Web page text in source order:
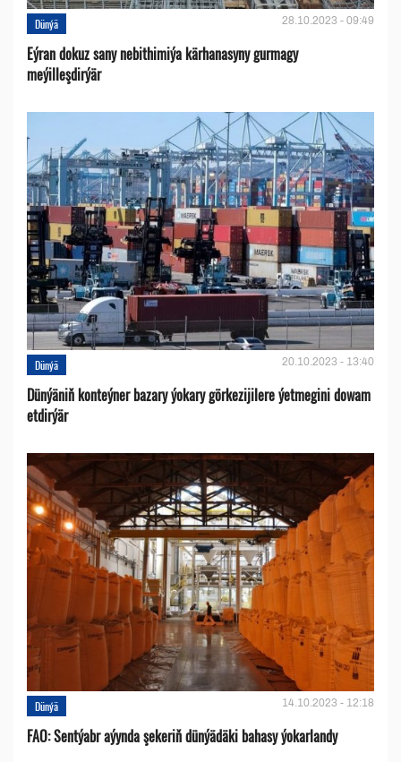
Dünýä 28.10.2023 - 09:49
Eýran dokuz sany nebithimiýa kärhanasyny gurmagy
meýilleşdirýär
Dünýä 20.10.2023 - 13:40
Dünýäniň konteýner bazary ýokary görkezijilere ýetmegini dowam
etdirýär
Dünýä 14.10.2023 - 12:18
FAO: Sentýabr aýynda şekeriň dünýädäki bahasy ýokarlandy